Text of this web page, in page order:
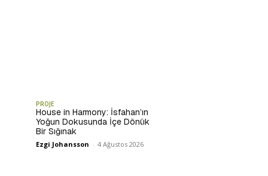
PROJE
House in Harmony: İsfahan’ın
Yoğun Dokusunda İçe Dönük
Bir Sığınak
Ezgi Johansson - 4 Ağustos 2026